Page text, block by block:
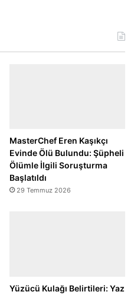
MasterChef Eren Kaşıkçı
Evinde Ölü Bulundu: Şüpheli
Ölümle İlgili Soruşturma
Başlatıldı
29 Temmuz 2026
Yüzücü Kulağı Belirtileri: Yaz